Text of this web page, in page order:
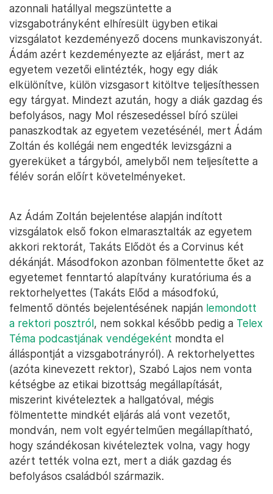
azonnali hatállyal megszüntette a
vizsgabotrányként elhíresült ügyben etikai
vizsgálatot kezdeményező docens munkaviszonyát.
Ádám azért kezdeményezte az eljárást, mert az
egyetem vezetői elintézték, hogy egy diák
elkülönítve, külön vizsgasort kitöltve teljesíthessen
egy tárgyat. Mindezt azután, hogy a diák gazdag és
befolyásos, nagy Mol részesedéssel bíró szülei
panaszkodtak az egyetem vezetésénél, mert Ádám
Zoltán és kollégái nem engedték levizsgázni a
gyereküket a tárgyból, amelyből nem teljesítette a
félév során előírt követelményeket.
Az Ádám Zoltán bejelentése alapján indított
vizsgálatok első fokon elmarasztalták az egyetem
akkori rektorát, Takáts Elődöt és a Corvinus két
dékánját. Másodfokon azonban fölmentette őket az
egyetemet fenntartó alapítvány kuratóriuma és a
rektorhelyettes (Takáts Előd a másodfokú,
felmentő döntés bejelentésének napján lemondott
a rektori posztról, nem sokkal később pedig a Telex
Téma podcastjának vendégeként mondta el
álláspontját a vizsgabotrányról). A rektorhelyettes
(azóta kinevezett rektor), Szabó Lajos nem vonta
kétségbe az etikai bizottság megállapítását,
miszerint kivételeztek a hallgatóval, mégis
fölmentette mindkét eljárás alá vont vezetőt,
mondván, nem volt egyértelműen megállapítható,
hogy szándékosan kivételeztek volna, vagy hogy
azért tették volna ezt, mert a diák gazdag és
befolyásos családból származik.